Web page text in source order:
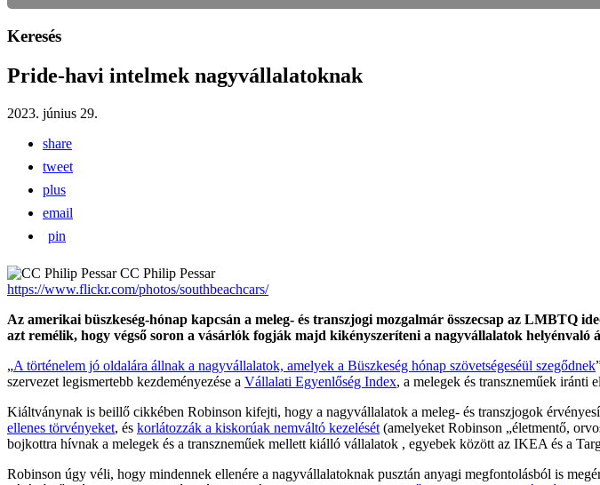
Keresés
Pride-havi intelmek nagyvállalatoknak
2023. június 29.
share
tweet
plus
email
pin
CC Philip Pessar
https://www.flickr.com/photos/southbeachcars/
Az amerikai büszkeség-hónap kapcsán a meleg- és transzjogi mozgalmár összecsap az
azt remélik, hogy végső soron a vásárlók fogják majd kikényszeríteni a nagyvállalatok helyénvaló
„A történelem jó oldalára állnak a nagyvállalatok, amelyek a Büszkeség hónap szövetségeséül szegődnek
szervezet legismertebb kezdeményezése a Vállalati Egyenlőség Index, a melegek és transzneműek iránti
Kiáltványnak is beillő cikkében Robinson kifejti, hogy a nagyvállalatok a meleg- és transzjogok
ellenes törvényeket, és korlátozzák a kiskorúak nemváltó kezelését (amelyeket Robinson „életmentő,
bojkottra hívnak a melegek és a transzneműek mellett kiálló vállalatok , egyebek között az IKEA és a
Robinson úgy véli, hogy mindennek ellenére a nagyvállalatoknak pusztán anyagi megfontolásból is